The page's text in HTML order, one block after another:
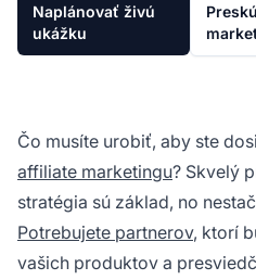
Naplánovať živú
ukážku
Čo musíte urobiť, aby ste
affiliate marketingu? Skvelý
stratégia sú základ, no
Potrebujete partnerov, ktorí
vašich produktov a